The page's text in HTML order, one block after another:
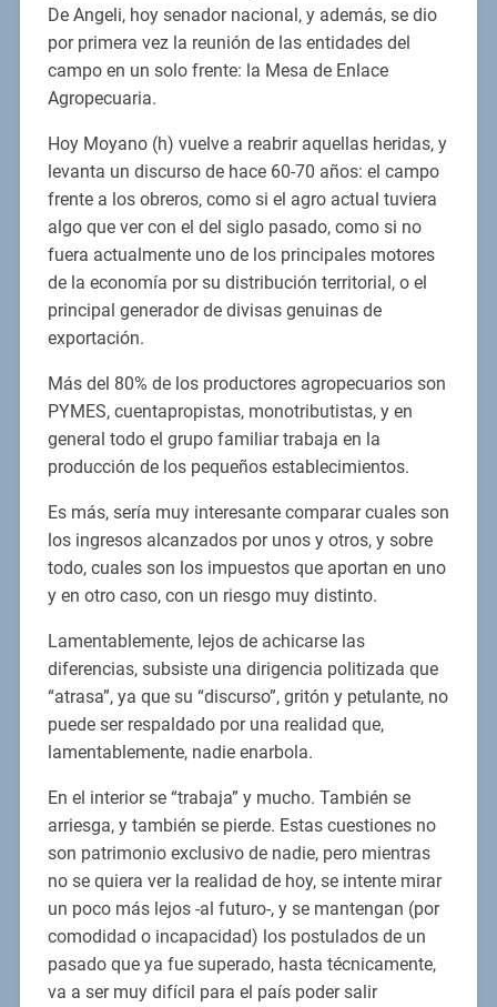
De Angeli, hoy senador nacional, y además, se dio
por primera vez la reunión de las entidades del
campo en un solo frente: la Mesa de Enlace
Agropecuaria.
Hoy Moyano (h) vuelve a reabrir aquellas heridas, y
levanta un discurso de hace 60-70 años: el campo
frente a los obreros, como si el agro actual tuviera
algo que ver con el del siglo pasado, como si no
fuera actualmente uno de los principales motores
de la economía por su distribución territorial, o el
principal generador de divisas genuinas de
exportación.
Más del 80% de los productores agropecuarios son
PYMES, cuentapropistas, monotributistas, y en
general todo el grupo familiar trabaja en la
producción de los pequeños establecimientos.
Es más, sería muy interesante comparar cuales son
los ingresos alcanzados por unos y otros, y sobre
todo, cuales son los impuestos que aportan en uno
y en otro caso, con un riesgo muy distinto.
Lamentablemente, lejos de achicarse las
diferencias, subsiste una dirigencia politizada que
“atrasa”, ya que su “discurso”, gritón y petulante, no
puede ser respaldado por una realidad que,
lamentablemente, nadie enarbola.
En el interior se “trabaja” y mucho. También se
arriesga, y también se pierde. Estas cuestiones no
son patrimonio exclusivo de nadie, pero mientras
no se quiera ver la realidad de hoy, se intente mirar
un poco más lejos -al futuro-, y se mantengan (por
comodidad o incapacidad) los postulados de un
pasado que ya fue superado, hasta técnicamente,
va a ser muy difícil para el país poder salir